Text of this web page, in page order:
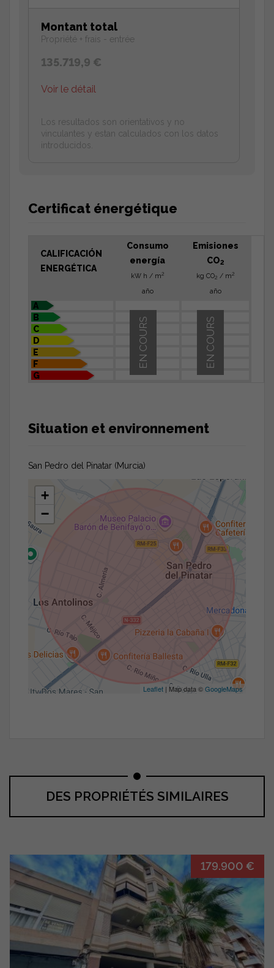
Montant total
Propriété + frais - entrée
135.719,9 €
Voir le détail
Los resultados son orientativos y no
vinculantes y estan calculados con los datos
introducidos.
Certificat énergétique
CALIFICACIÓN
ENERGÉTICA
Consumo
energía
kW h / m2
año
Emisiones
CO2
kg CO2 / m2
año
A
B
C
D
E
F
G
EN COURS
EN COURS
Situation et environnement
San Pedro del Pinatar (Murcia)
+
−
Leaflet | Map data ©GoogleMaps
DES PROPRIÉTÉS SIMILAIRES
179.900 €